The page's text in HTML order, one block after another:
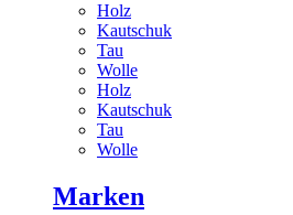
Holz
Kautschuk
Tau
Wolle
Holz
Kautschuk
Tau
Wolle
Marken